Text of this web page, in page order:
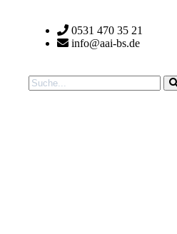
0531 470 35 21
info@aai-bs.de